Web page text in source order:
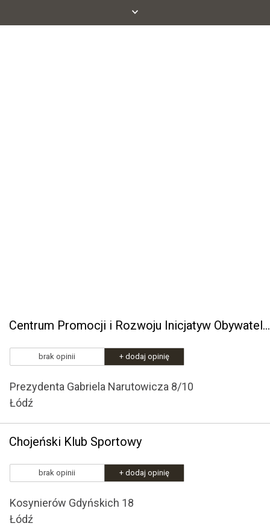
Centrum Promocji i Rozwoju Inicjatyw Obywatelskich "Opus"
brak opinii + dodaj opinię
Prezydenta Gabriela Narutowicza 8/10
Łódź
Chojeński Klub Sportowy
brak opinii + dodaj opinię
Kosynierów Gdyńskich 18
Łódź